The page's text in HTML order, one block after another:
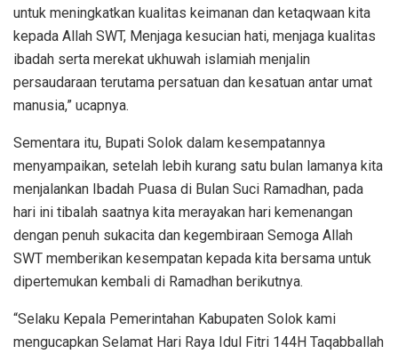
untuk meningkatkan kualitas keimanan dan ketaqwaan kita
kepada Allah SWT, Menjaga kesucian hati, menjaga kualitas
ibadah serta merekat ukhuwah islamiah menjalin
persaudaraan terutama persatuan dan kesatuan antar umat
manusia,” ucapnya.
Sementara itu, Bupati Solok dalam kesempatannya
menyampaikan, setelah lebih kurang satu bulan lamanya kita
menjalankan Ibadah Puasa di Bulan Suci Ramadhan, pada
hari ini tibalah saatnya kita merayakan hari kemenangan
dengan penuh sukacita dan kegembiraan Semoga Allah
SWT memberikan kesempatan kepada kita bersama untuk
dipertemukan kembali di Ramadhan berikutnya.
“Selaku Kepala Pemerintahan Kabupaten Solok kami
mengucapkan Selamat Hari Raya Idul Fitri 144H Taqabballah